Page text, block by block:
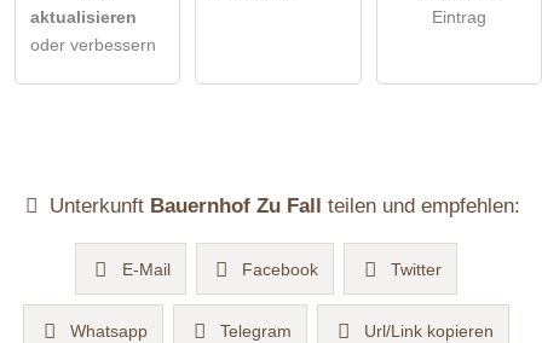
aktualisieren
oder verbessern
Eintrag
Unterkunft Bauernhof Zu Fall teilen und empfehlen:
E-Mail Facebook Twitter
Whatsapp Telegram Url/Link kopieren